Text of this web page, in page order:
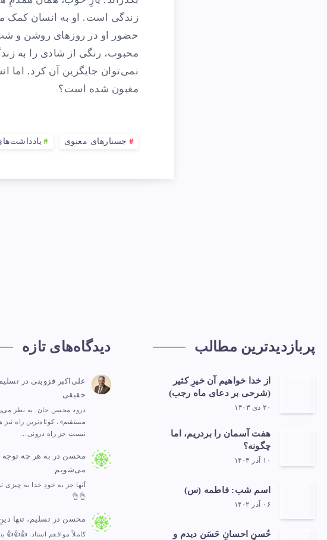
زندگی است. او به انسان کمک
حضور او در روزهای روشن و
محبوب، رنگی از شادی را به
نمی‌توان جایگزین آن کرد. اما
مغبون شده است؟
جستارهای معنوی
پربازدیدترین مطالب
از خدا خواهیم آن خیرِ کثیر
(شرحی بر دعای ماه رجب)
۲۰ دی ۱۴۰۳
هفت آسمان را بردریم، اما
چگونه؟
۱۰ آذر ۱۴۰۳
اسم شب: فاطمه (س)
۰۶ آذر ۱۴۰۲
حُسنِ احسانِ حَسَن دیدم و
دیدگاه‌های تازه
علی‌اکبر قزوینی در
حقیقی
درود محسن جان. به نظر
مستقیم»، کوتاه‌ترین راه
نیست جز راه درونی…
محسن در به هر چه توجه
می‌شویم
آنها جز به خودِ خدا به چیزی
👌👌
محسن در تسلیم، تنها
کاملاً موافقم استاد. 👍👍👍